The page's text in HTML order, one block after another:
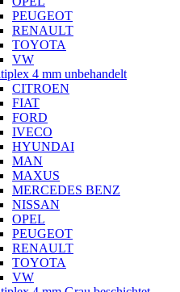
PEUGEOT
RENAULT
TOYOTA
VW
4 mm unbehandelt
CITROEN
FIAT
FORD
IVECO
HYUNDAI
MAN
MAXUS
MERCEDES BENZ
NISSAN
OPEL
PEUGEOT
RENAULT
TOYOTA
VW